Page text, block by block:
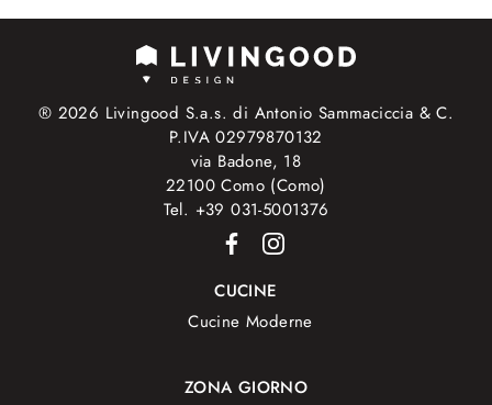
® 2026 Livingood S.a.s. di Antonio Sammaciccia & C.
P.IVA 02979870132
via Badone, 18
22100 Como (Como)
Tel. +39 031-5001376
CUCINE
Cucine Moderne
ZONA GIORNO